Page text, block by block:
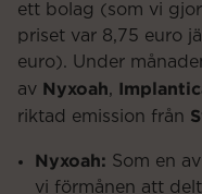
ett bolag (som vi
priset var 8,75 euro
euro). Under
av Nyxoah,
riktad emission från
Nyxoah: Som en
vi förmånen att